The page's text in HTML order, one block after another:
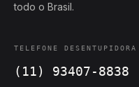
todo o Brasil.
TELEFONE DESENTUPIDORA
(11) 93407-8838